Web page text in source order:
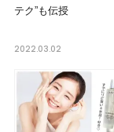
テク”も伝授
2022.03.02